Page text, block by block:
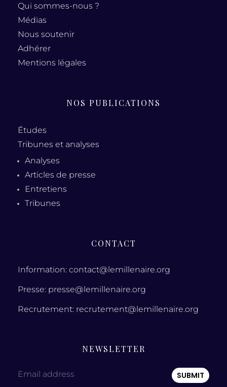
Qui sommes-nous ?
Médias
Nous soutenir
Adhérer
Mentions légales
NOS PUBLICATIONS
Études
Tribunes et analyses
Analyses
Articles de presse
Entretiens
Tribunes
CONTACT
Information: contact@lemillenaire.org
Presse: presse@lemillenaire.org
Recrutement: recrutement@lemillenaire.org
NEWSLETTER
Email address